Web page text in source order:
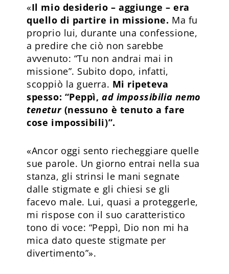
«Il mio desiderio – aggiunge – era
quello di partire in missione. Ma fu
proprio lui, durante una confessione,
a predire che ciò non sarebbe
avvenuto: “Tu non andrai mai in
missione”. Subito dopo, infatti,
scoppiò la guerra. Mi ripeteva
spesso: “Peppì, ad impossibilia nemo
tenetur(nessuno è tenuto a fare
cose impossibili)”.
«Ancor oggi sento riecheggiare quelle
sue parole. Un giorno entrai nella sua
stanza, gli strinsi le mani segnate
dalle stigmate e gli chiesi se gli
facevo male. Lui, quasi a proteggerle,
mi rispose con il suo caratteristico
tono di voce: “Peppì, Dio non mi ha
mica dato queste stigmate per
divertimento”».